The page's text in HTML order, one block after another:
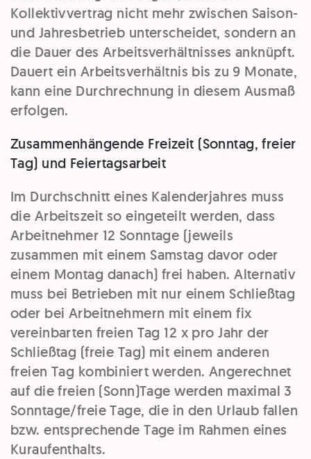
Kollektivvertrag nicht mehr zwischen Saison-
und Jahresbetrieb unterscheidet, sondern an
die Dauer des Arbeitsverhältnisses anknüpft.
Dauert ein Arbeitsverhältnis bis zu 9 Monate,
kann eine Durchrechnung in diesem Ausmaß
erfolgen.
Zusammenhängende Freizeit (Sonntag, freier
Tag) und Feiertagsarbeit
Im Durchschnitt eines Kalenderjahres muss
die Arbeitszeit so eingeteilt werden, dass
Arbeitnehmer 12 Sonntage (jeweils
zusammen mit einem Samstag davor oder
einem Montag danach) frei haben. Alternativ
muss bei Betrieben mit nur einem Schließtag
oder bei Arbeitnehmern mit einem fix
vereinbarten freien Tag 12 x pro Jahr der
Schließtag (freie Tag) mit einem anderen
freien Tag kombiniert werden. Angerechnet
auf die freien (Sonn)Tage werden maximal 3
Sonntage/freie Tage, die in den Urlaub fallen
bzw. entsprechende Tage im Rahmen eines
Kuraufenthalts.